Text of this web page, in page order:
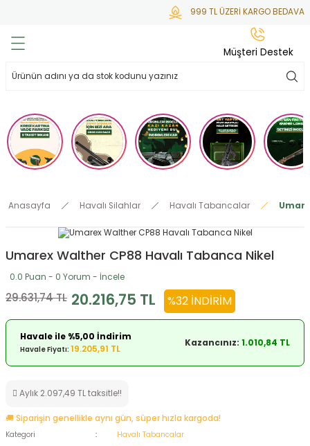
999 TL ÜZERİ KARGO BEDAVA
Mermisi
Tabure
Anasayfa Havalı Silahlar Havalı Tabancalar
Umarex Walther CP88 Havalı Tabanca Nikel
0.0 Puan - 0 Yorum - İncele
29.631,74 TL 20.216,75 TL %32 İNDIRIM
Havale ile %5,00 İndirim
Havale Fiyatı: 19.205,91 TL
Kazancınız: 1.010,84 TL
Aylık 2.097,49 TL taksitle!!
🚚 Siparişin genellikle aynı gün, süper hızla kargoda!
Kategori
Havalı Tabancalar